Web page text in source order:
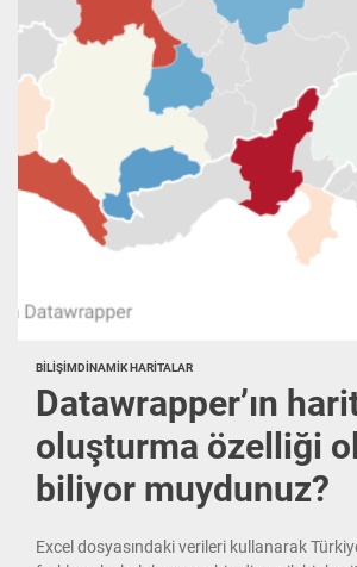
BILIŞIMDINAMIK HARITALAR
Datawrapper’ın
oluşturma özelliği
biliyor muydunuz?
Excel dosyasındaki verileri kullanarak